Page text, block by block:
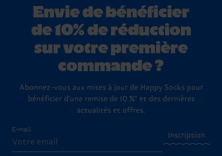
Envie de bénéficier
de 10% de réduction
sur votre première
commande ?
Abonnez-vous aux mises à jour de Happy Socks pour
bénéficier d'une remise de 10 %* et des dernières
actualités et offres.
E-mail
Inscription